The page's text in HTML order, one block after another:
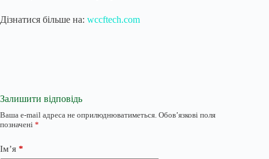
Дізнатися більше на: wccftech.com
Залишити відповідь
Ваша e-mail адреса не оприлюднюватиметься. Обов’язкові поля
позначені *
Ім’я *